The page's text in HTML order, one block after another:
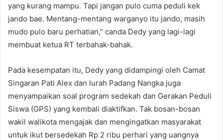
yang kurang mampu. Tapi jangan pulo cuma peduli kek
jando bae. Mentang-mentang warganyo itu jando, masih
mudo pulo baru perhatian,” canda Dedy yang lagi-lagi
membuat ketua RT terbahak-bahak.
Pada kesempatan itu, Dedy yang didampingi oleh Camat
Singaran Pati Alex dan lurah Padang Nangka juga
menyampaikan soal program sedekah dan Gerakan Peduli
Siswa (GPS) yang kembali diaktifkan. Tak bosan-bosan
wakil walikota mengajak dan mengingatkan masyarakat
untuk ikut bersedekah Rp 2 ribu perhari yang uangnya